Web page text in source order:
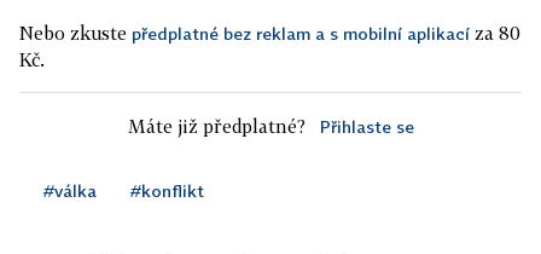
Nebo zkuste předplatné bez reklam a s mobilní aplikací za 80
Kč.
Máte již předplatné? Přihlaste se
#válka #konflikt